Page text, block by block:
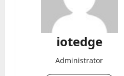
iotedge
Administrator